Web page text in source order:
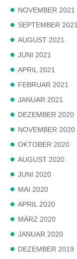
NOVEMBER 2021
SEPTEMBER 2021
AUGUST 2021
JUNI 2021
APRIL 2021
FEBRUAR 2021
JANUAR 2021
DEZEMBER 2020
NOVEMBER 2020
OKTOBER 2020
AUGUST 2020
JUNI 2020
MAI 2020
APRIL 2020
MÄRZ 2020
JANUAR 2020
DEZEMBER 2019